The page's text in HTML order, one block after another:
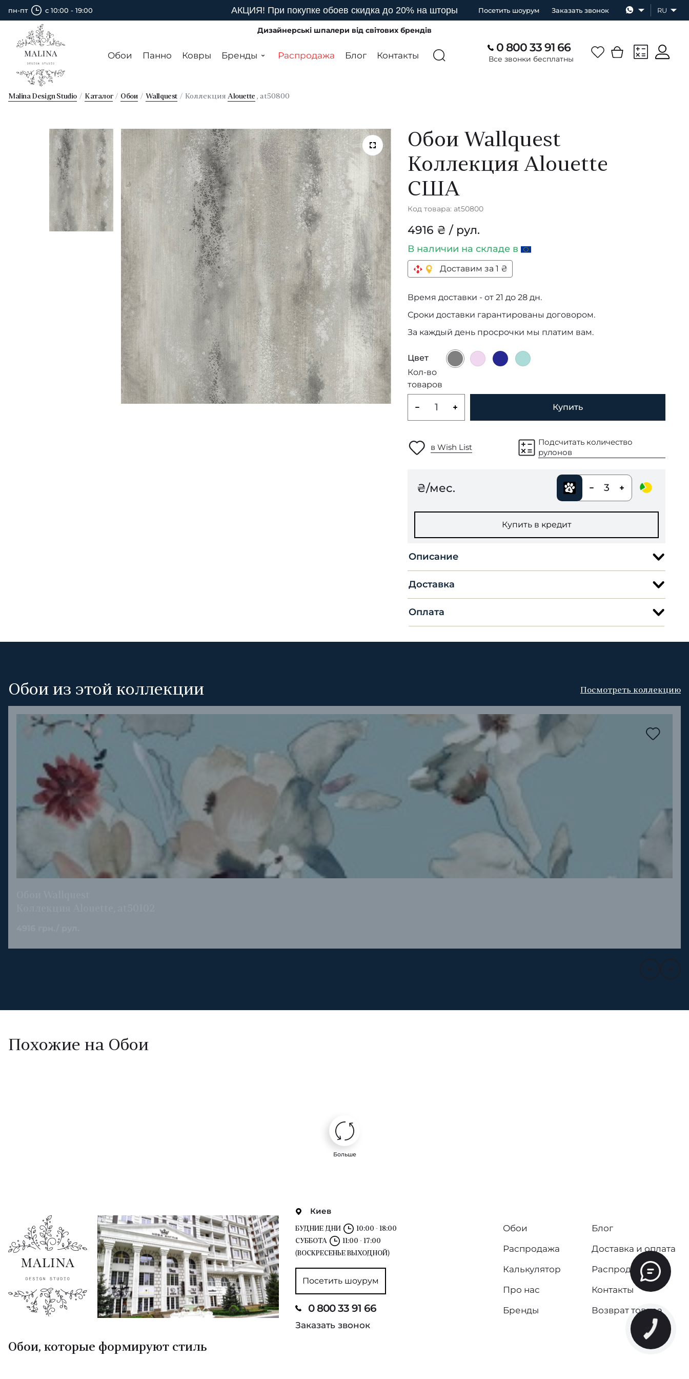
пн-пт с 10:00 - 19:00 АКЦИЯ! При покупке обоев скидка до 20% на шторы Посетить шоурум Заказать звонок RU
Дизайнерські шпалери від світових брендів
Обои Панно Ковры Бренды Распродажа Блог Контакты
0 800 33 91 66
Все звонки бесплатны
Malina Design Studio Каталог Обои Wallquest КоллекцияAlouette , at50800
Обои Wallquest
Коллекция Alouette
США
Код товара: at50800
4916 ₴ / рул.
В наличии на складе в
Доставим за 1 ₴
Время доставки - от 21 до 28 дн.
Сроки доставки гарантированы договором.
За каждый день просрочки мы платим вам.
Цвет
Кол-во
товаров
Купить
в Wish List
Подсчитать количество
рулонов
₴/мес. 3
Купить в кредит
Описание
Доставка
Оплата
Обои из этой коллекции Посмотреть коллекцию
Похожие на Обои
Больше
Киев
БУДНИЕ ДНИ
10:00 - 18:00
СУББОТА
11:00 - 17:00
(ВОСКРЕСЕНЬЕ ВЫХОДНОЙ)
Посетить шоурум
0 800 33 91 66
Заказать звонок
Обои
Распродажа
Калькулятор
Про нас
Бренды
Блог
Доставка и оплата
Распродажа
Контакты
Возврат товара
Обои, которые формируют стиль